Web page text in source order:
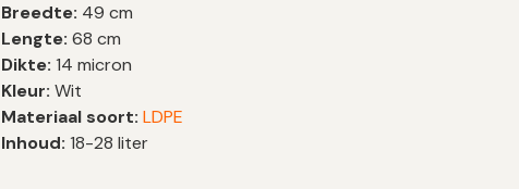
Trekband
|
LDPE
|
14
Breedte: 49 cm
Lengte: 68 cm
Dikte: 14 micron
Kleur: Wit
Materiaal soort: LDPE
Inhoud: 18-28 liter